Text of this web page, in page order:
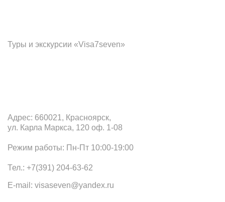
Адрес: 660021, Красноярск,
ул. Карла Маркса, 120 оф. 1-08
Режим работы: Пн-Пт 10:00-19:00
Тел.: +7(391) 204-63-62
E-mail: visaseven@yandex.ru
Туры и экскурсии «Visa7seven»